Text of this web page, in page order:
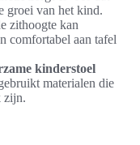
groei van het kind.
zithoogte kan
comfortabel aan tafel
kinderstoel
materialen die
zijn.